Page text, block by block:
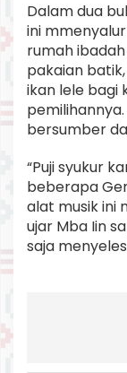
Dalam dua
ini
rumah
pakaian
ikan lele bagi
bersumber
“Puji syukur
beberapa
alat musik ini
ujar Mba Iin
saja